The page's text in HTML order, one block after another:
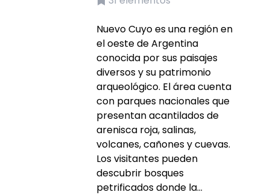
Nuevo Cuyo es una región en
el oeste de Argentina
conocida por sus paisajes
diversos y su patrimonio
arqueológico. El área cuenta
con parques nacionales que
presentan acantilados de
arenisca roja, salinas,
volcanes, cañones y cuevas.
Los visitantes pueden
descubrir bosques
petrificados donde la...